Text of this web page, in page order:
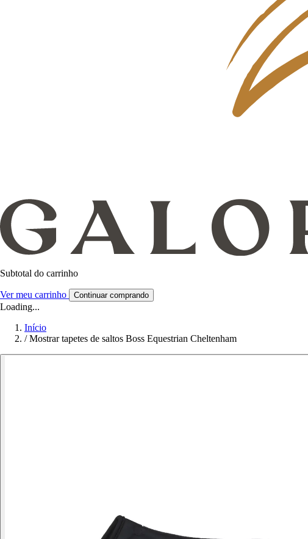
Subtotal do carrinho
Ver meu carrinho Continuar comprando
Loading...
Início
/ Mostrar tapetes de saltos Boss Equestrian Cheltenham